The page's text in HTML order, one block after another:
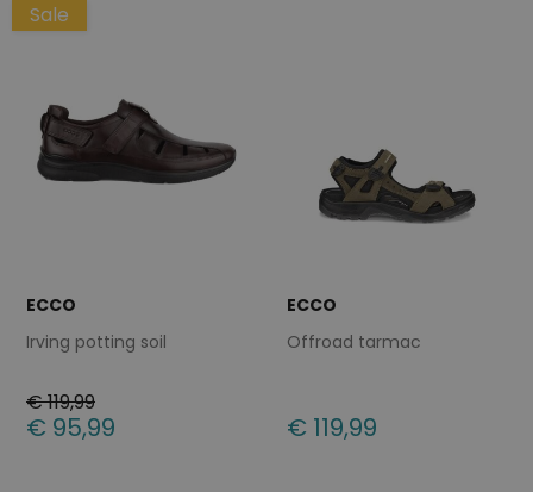
Sale
ECCO
Irving potting soil
€ 119,99
€ 95,99
ECCO
Offroad tarmac
€ 119,99